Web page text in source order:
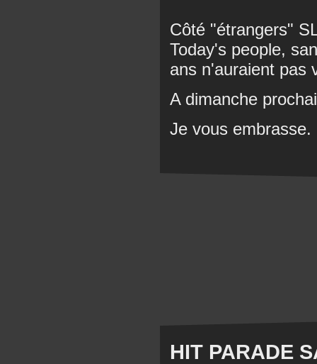
Côté "étrangers"
Today's people,
ans n'auraient pas
A dimanche
Je vous embrasse.
HIT PARADE